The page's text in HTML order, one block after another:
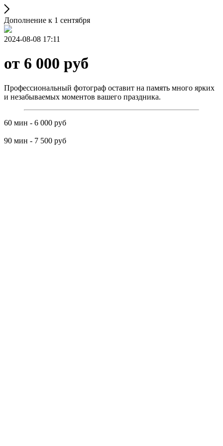
Дополнение к 1 сентября
2024-08-08 17:11
от 6 000 руб
Профессиональный фотограф оставит на память много ярких
и незабываемых моментов вашего праздника.
60 мин - 6 000 руб
90 мин - 7 500 руб